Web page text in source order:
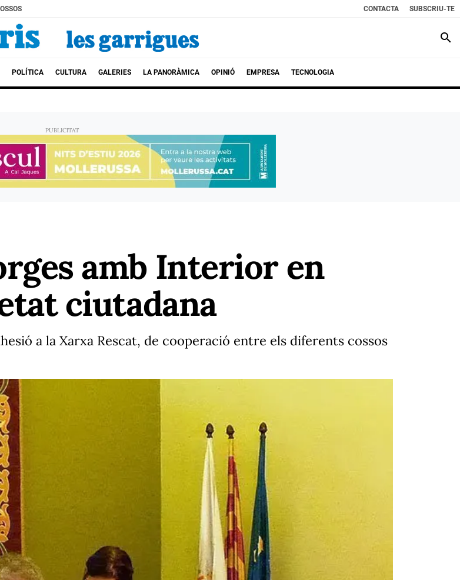
CONTACTA SUBSCRIU-TE
search
POLÍTICA CULTURA GALERIES LA PANORÀMICA OPINIÓ EMPRESA TECNOLOGIA
amb Interior en
ciutadana
a la Xarxa Rescat, de cooperació entre els diferents cossos